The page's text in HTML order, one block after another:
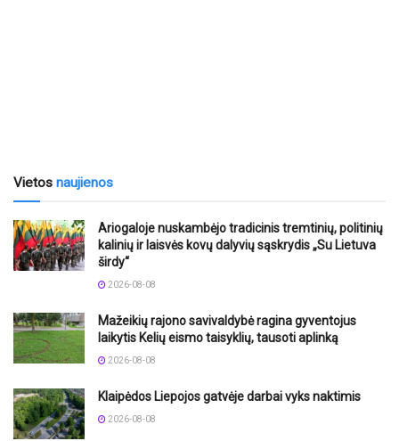
Vietos naujienos
Ariogaloje nuskambėjo tradicinis tremtinių, politinių
kalinių ir laisvės kovų dalyvių sąskrydis „Su Lietuva
širdy“
2026-08-08
Mažeikių rajono savivaldybė ragina gyventojus
laikytis Kelių eismo taisyklių, tausoti aplinką
2026-08-08
Klaipėdos Liepojos gatvėje darbai vyks naktimis
2026-08-08